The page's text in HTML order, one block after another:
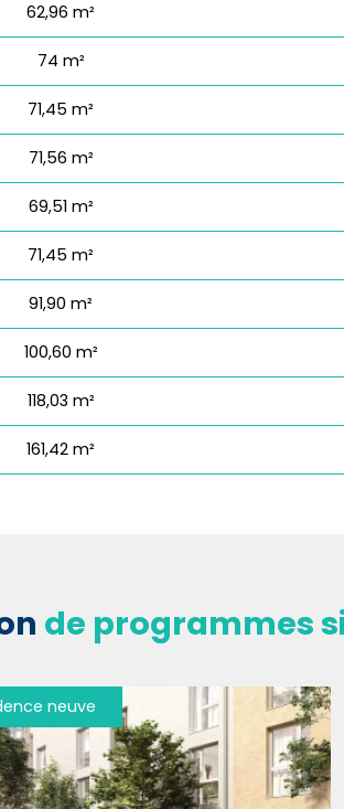
62,96 m²
74 m²
71,45 m²
71,56 m²
69,51 m²
71,45 m²
91,90 m²
100,60 m²
118,03 m²
161,42 m²
de programmes
neuve